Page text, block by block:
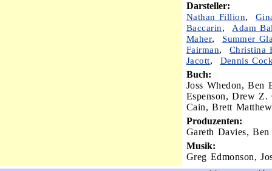
Darsteller:
Nathan Fillion,
Baccarin, Adam
Maher, Summer
Fairman,Christina
Jacott, Dennis
Buch:
Joss Whedon, Ben
Espenson, Drew Z.
Cain, Brett
Produzenten:
Gareth Davies,
Musik:
Greg Edmonson,